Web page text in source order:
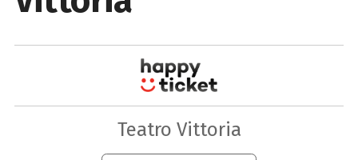
Teatro Vittoria